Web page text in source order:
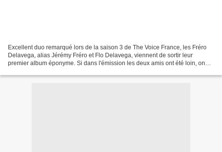
Excellent duo remarqué lors de la saison 3 de The Voice France, les Fréro
Delavega, alias Jérémy Fréro et Flo Delavega, viennent de sortir leur
premier album éponyme. Si dans l'émission les deux amis ont été loin, on